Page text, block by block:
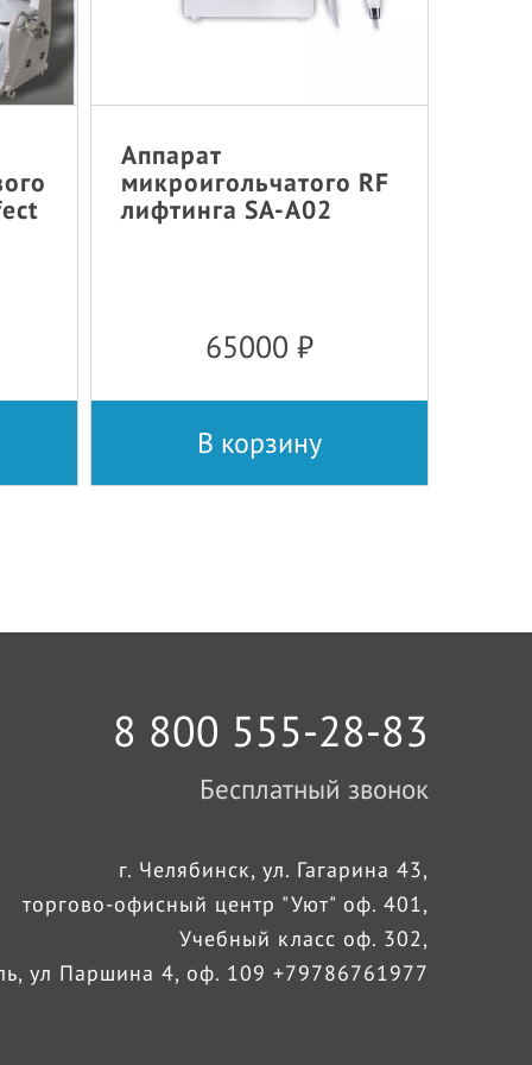
Аппарат
микроигольчатого RF
лифтинга SA-A02
65000 ₽
В корзину
8 800 555-28-83
Бесплатный звонок
г. Челябинск, ул. Гагарина 43,
торгово-офисный центр "Уют" оф. 401,
Учебный класс оф. 302,
ул Паршина 4, оф. 109 +79786761977